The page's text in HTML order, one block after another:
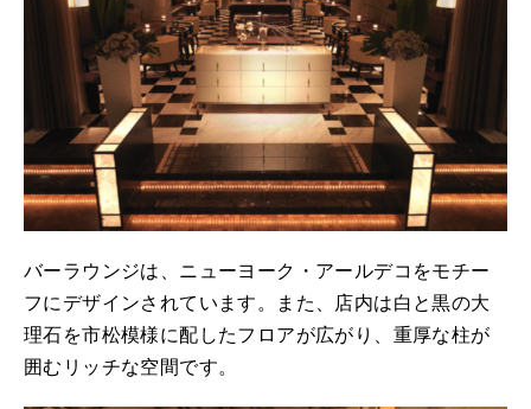
バーラウンジは、ニューヨーク・アールデコをモチー
フにデザインされています。また、店内は白と黒の大
理石を市松模様に配したフロアが広がり、重厚な柱が
囲むリッチな空間です。